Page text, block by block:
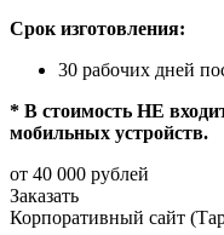
Срок изготовления:
30 рабочих дней
* В стоимость НЕ
мобильных устройств.
от 40 000 рублей
Заказать
Корпоративный сайт